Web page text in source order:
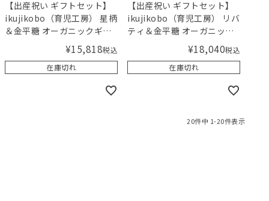
【出産祝い ギフトセット】
ikujikobo（育児工房） 星柄
＆金平糖 オーガニックギフ
ト ブルー 【ギフトボックス
入り】／Amingオリジナル
¥15,818税込
在庫切れ
【出産祝い ギフトセット】
ikujikobo（育児工房） リバ
ティ＆金平糖 オーガニック
ギフト ピンク【ギフトボッ
クス入り】／Amingオリジ
ナルセット
¥18,040税込
在庫切れ
20件中 1-20件表示